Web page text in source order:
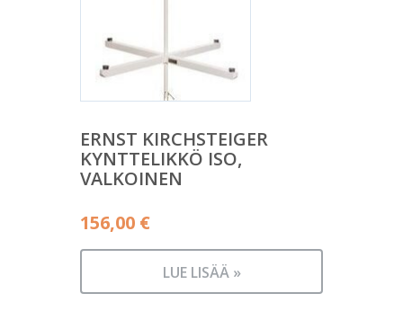
ERNST KIRCHSTEIGER
KYNTTELIKKÖ ISO,
VALKOINEN
156,00 €
LUE LISÄÄ »